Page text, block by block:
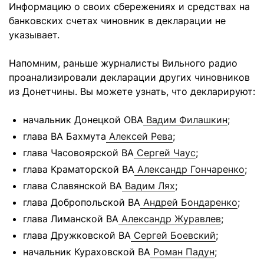
Информацию о своих сбережениях и средствах на
банковских счетах чиновник в декларации не
указывает.
Напомним, раньше журналисты Вильного радио
проанализировали декларации других чиновников
из Донетчины. Вы можете узнать, что декларируют:
начальник Донецкой ОВА Вадим Филашкин;
глава ВА Бахмута Алексей Рева;
глава Часовоярской ВА Сергей Чаус;
глава Краматорской ВА Александр Гончаренко;
глава Славянской ВА Вадим Лях;
глава Добропольской ВА Андрей Бондаренко;
глава Лиманской ВА Александр Журавлев;
глава Дружковской ВА Сергей Боевский;
начальник Кураховской ВА Роман Падун;